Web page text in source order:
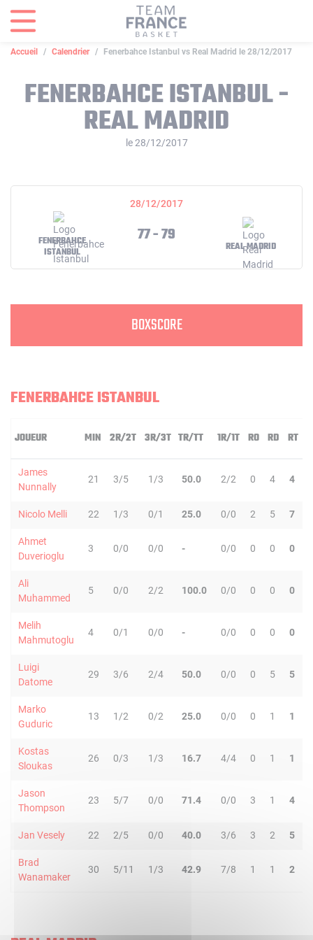
Accueil Calendrier Fenerbahce Istanbul vs Real Madrid le 28/12/2017
FENERBAHCE ISTANBUL -
REAL MADRID
le 28/12/2017
28/12/2017
FENERBAHCE
ISTANBUL
77 - 79
REAL MADRID
BOXSCORE
FENERBAHCE ISTANBUL
JOUEUR MIN 2R/2T 3R/3T TR/TT 1R/1T RO RD RT
James
Nunnally
21 3/5 1/3 50.0 2/2 0 4 4
Nicolo Melli 22 1/3 0/1 25.0 0/0 2 5 7
Ahmet
Duverioglu
3 0/0 0/0 - 0/0 0 0 0
Ali
Muhammed
5 0/0 2/2 100.0 0/0 0 0 0
Melih
Mahmutoglu
4 0/1 0/0 - 0/0 0 0 0
Luigi
Datome
29 3/6 2/4 50.0 0/0 0 5 5
Marko
Guduric
13 1/2 0/2 25.0 0/0 0 1 1
Kostas
Sloukas
26 0/3 1/3 16.7 4/4 0 1 1
Jason
Thompson
23 5/7 0/0 71.4 0/0 3 1 4
Jan Vesely 22 2/5 0/0 40.0 3/6 3 2 5
Brad
Wanamaker
30 5/11 1/3 42.9 7/8 1 1 2
Panneau de gestion des cookies